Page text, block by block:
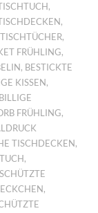
,
,
,
FRÜHLING,
, BESTICKTE
KISSEN ,
BILLIGE
FRÜHLING,
TISCHDECKEN,
,
,